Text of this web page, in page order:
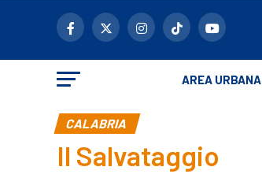
AREA URBANA
CALABRIA
Il Salvataggio